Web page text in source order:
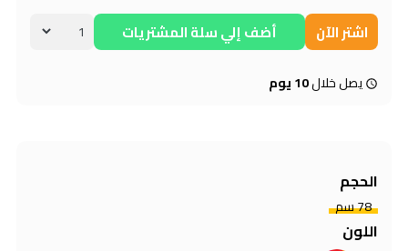
اشتر الآن أضف إلي سلة المشتريات
يصل خلال10 يوم
الحجم
78 سم
اللون